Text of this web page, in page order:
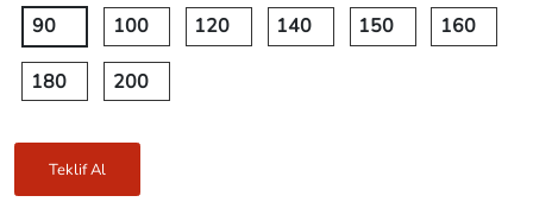
90 100 120 140 150 160
180 200
Teklif Al